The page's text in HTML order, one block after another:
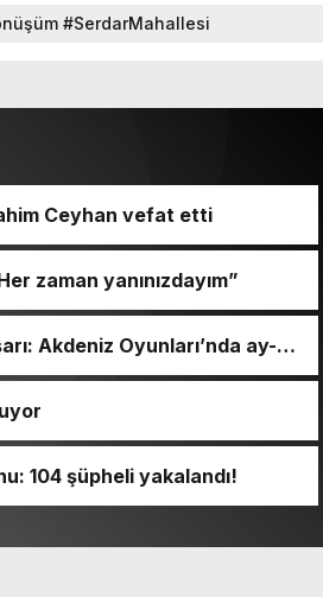
#SerdarMahallesi
Ceyhan vefat etti
zaman yanınızdayım”
Akdeniz Oyunları’nda ay-
104 şüpheli yakalandı!